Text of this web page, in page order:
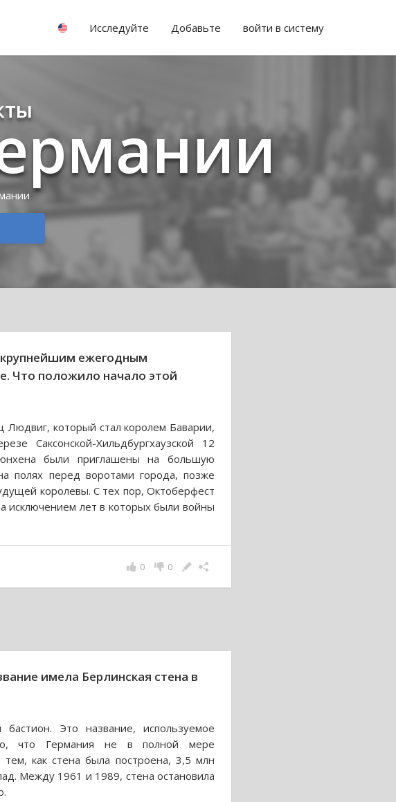
Исследуйте Добавьте войти в систему
ежегодным
Что положило начало этой
Людвиг, который стал королем Баварии,
Саксонской-Хильдбургхаузской 12
были приглашены на большую
полях перед воротами города, позже
королевы. С тех пор, Октоберфест
исключением лет в которых были войны
0
0
имела Берлинская стена в
бастион. Это название, используемое
что Германия не в полной мере
как стена была построена, 3,5 млн
Между 1961 и 1989, стена остановила